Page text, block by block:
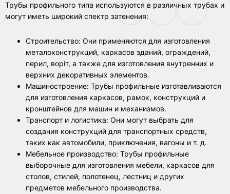
Трубы профильного типа используются в различных трубах и
могут иметь широкий спектр затенения:
Строительство: Они применяются для изготовления
металоконструкций, каркасов зданий, ограждений,
перил, воріт, а также для изготовления внутренних и
верхних декоративных элементов.
Машиностроение: Трубы профильные изготавливаются
для изготовления каркасов, рамок, конструкций и
кронштейнов для машин и механизмов.
Транспорт и логистика: Они могут выбрать для
создания конструкций для транспортных средств,
таких как автомобили, приключения, вагоны и т. д.
Мебельное производство: Трубы профильные
выборочные для изготовления мебели, каркасов для
столов, стилей, полотенец, лестниц и других
предметов мебельного производства.